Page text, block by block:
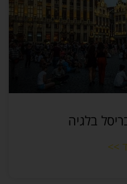
בלגיה
>>